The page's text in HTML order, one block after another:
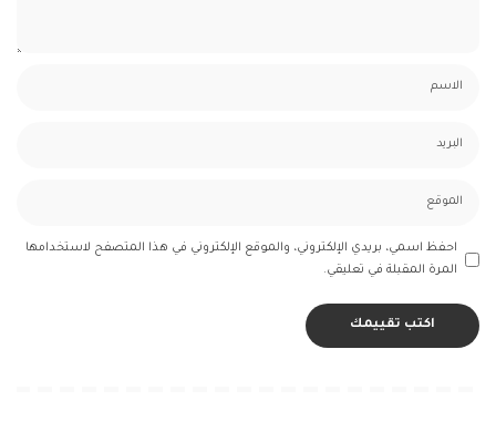
احفظ اسمي، بريدي الإلكتروني، والموقع الإلكتروني في هذا المتصفح لاستخدامها
المرة المقبلة في تعليقي.